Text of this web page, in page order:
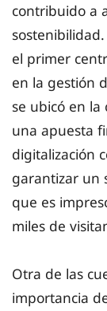
contribuido a
el primer
en la gestión
se ubicó en
una apuesta
digitalización
garantizar un
que es
miles de
Otra de las
importancia